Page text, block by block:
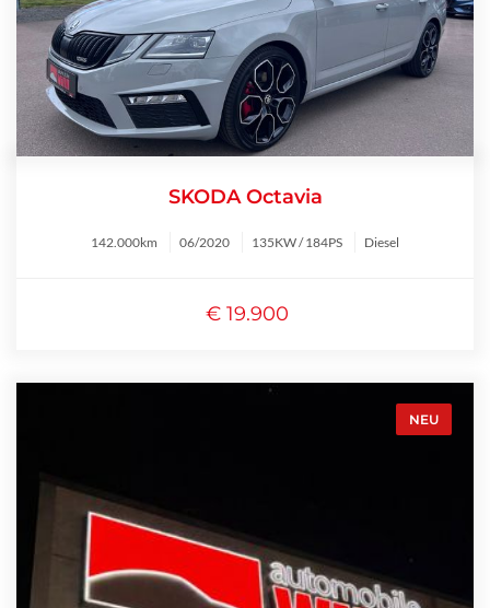
SKODA Octavia
142.000km 06/2020 135KW / 184PS Diesel
€ 19.900
NEU